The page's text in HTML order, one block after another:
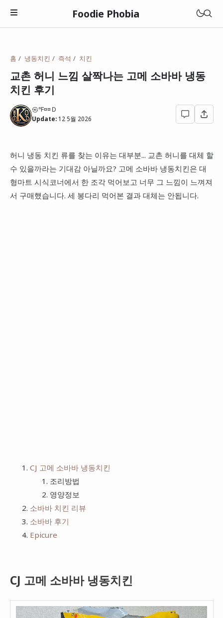
Foodie Phobia
성집(갓성비)
상집(특이함)
관악구
광진구
동대문구
성북구
영등포구
종로구
광주광역시
대전광역시
돈까스
라면
이자카야
롯데리아
맘스터치
버거킹
일본
홈 냉동치킨 즉석 치킨
교촌 허니 느낌 살짝나는 고메 소바바 냉동
치킨 후기
㉿℉¤¤Ｄ
Update: 12 5월 2026
허니 냉동 치킨 류를 찾는 이유는 대부분... 교촌 허니를 대체 할
수 있을까라는 기대감 아닐까요? 고메 소바바 냉동치킨은 대
형마트 시식코너에서 한 조각 먹어보고 너무 그 느낌이 느껴져
서 구매했습니다. 세 봉다리 먹어본 결과 대체는 안됩니다.
CJ 고메 소바바 냉동치킨
조리방법
영양정보
소바바 치킨 리뷰
소바바 후기
Epicure
CJ 고메 소바바 냉동치킨